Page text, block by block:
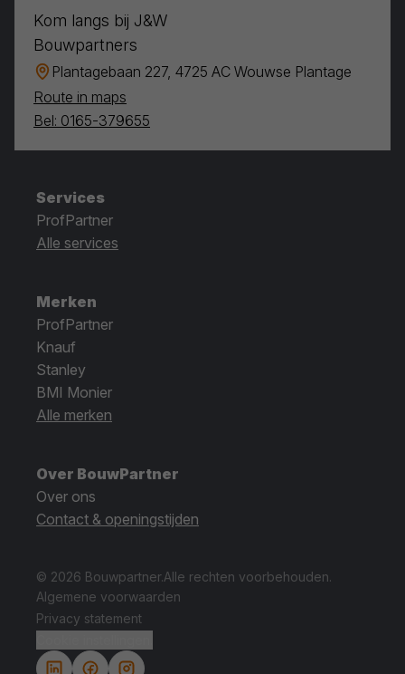
Kom langs bij J&W
Bouwpartners
Plantagebaan 227, 4725 AC Wouwse Plantage
Route in maps
Bel: 0165-379655
Services
ProfPartner
Alle services
Merken
ProfPartner
Knauf
Stanley
BMI Monier
Alle merken
Over BouwPartner
Over ons
Contact & openingstijden
© 2026 Bouwpartner.Alle rechten voorbehouden.
Algemene voorwaarden
Privacy statement